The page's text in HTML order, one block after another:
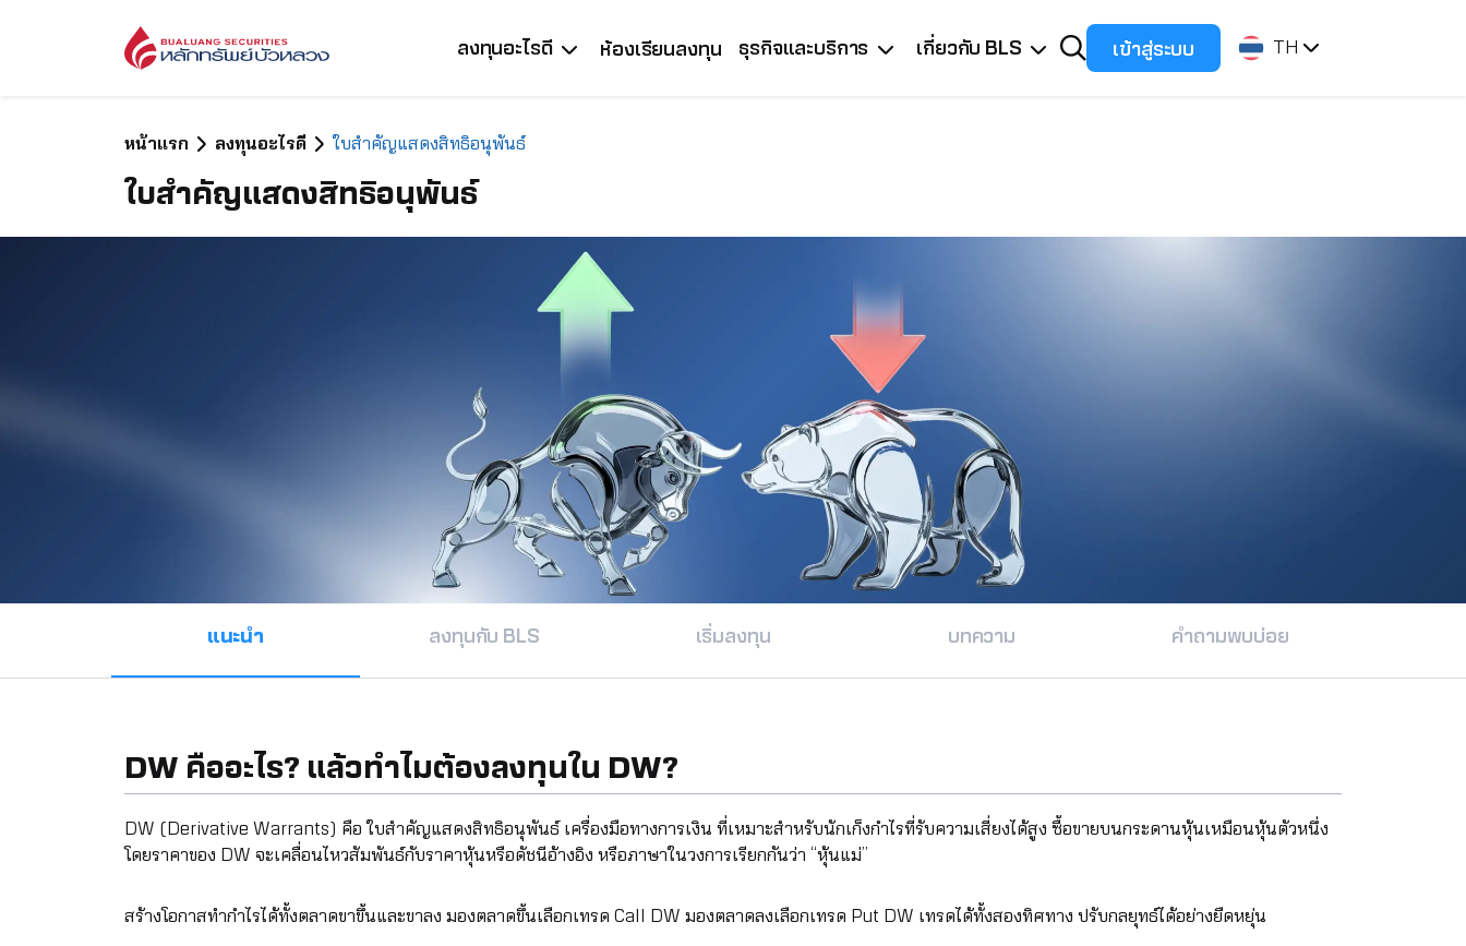
ลงทุนอะไรดี ห้องเรียนลงทุน ธุรกิจและบริการ เกี่ยวกับ BLS เข้าสู่ระบบ TH
หน้าแรก ลงทุนอะไรดี ใบสําคัญแสดงสิทธิอนุพันธ์
ใบสําคัญแสดงสิทธิอนุพันธ์
แนะนำ ลงทุนกับ BLS เริ่มลงทุน บทความ คำถามพบบ่อย
DW คืออะไร? แล้วทำไมต้องลงทุนใน DW?
DW (Derivative Warrants) คือ ใบสำคัญแสดงสิทธิอนุพันธ์ เครื่องมือทางการเงิน ที่เหมาะสำหรับนักเก็งกำไรที่รับความเสี่ยงได้สูง ซื้อขายบนกระดานหุ้นเหมือนหุ้นตัวหนึ่ง
โดยราคาของ DW จะเคลื่อนไหวสัมพันธ์กับราคาหุ้นหรือดัชนีอ้างอิง หรือภาษาในวงการเรียกกันว่า “หุ้นแม่”
สร้างโอกาสทำกำไรได้ทั้งตลาดขาขึ้นและขาลง มองตลาดขึ้นเลือกเทรด Call DW มองตลาดลงเลือกเทรด Put DW เทรดได้ทั้งสองทิศทาง ปรับกลยุทธ์ได้อย่างยืดหยุ่น